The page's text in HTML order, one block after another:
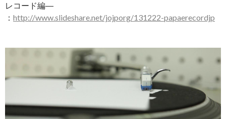
レコード編―
： http://www.slideshare.net/jojporg/131222-papaerecordjp